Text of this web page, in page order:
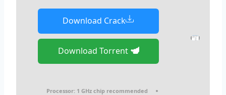
Download Crack
Download Torrent
Processor: 1 GHz chip recommended